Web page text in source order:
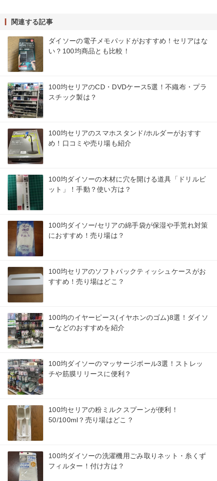
関連する記事
ダイソーの電子メモパッドがおすすめ！セリアはな
い？100均商品とも比較！
100均セリアのCD・DVDケース5選！不織布・プラ
スチック製は？
100均セリアのスマホスタンド/ホルダーがおすす
め！口コミや売り場も紹介
100均ダイソーの木材に穴を開ける道具「ドリルビ
ット」！手動？使い方は？
100均ダイソー/セリアの綿手袋が保湿や手荒れ対策
におすすめ！売り場は？
100均セリアのソフトパックティッシュケースがお
すすめ！売り場はどこ？
100均のイヤーピース(イヤホンのゴム)8選！ダイソ
ーなどのおすすめを紹介
100均ダイソーのマッサージボール3選！ストレッ
チや筋膜リリースに便利？
100均セリアの粉ミルクスプーンが便利！
50/100ml？売り場はどこ？
100均ダイソーの洗濯機用ごみ取りネット・糸くず
フィルター！付け方は？